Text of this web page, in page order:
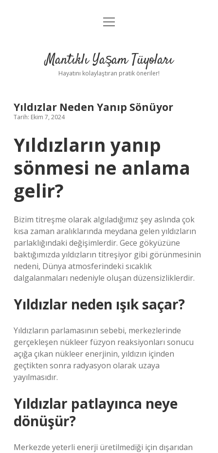
Anasayfa
Yasal Uyarı
menüyü
Mantıklı Yaşam Tüyoları
Hayatını kolaylaştıran pratik öneriler!
Yıldızlar Neden Yanıp Sönüyor
Tarih: Ekim 7, 2024
Yıldızların yanıp
sönmesi ne anlama
gelir?
Bizim titreşme olarak algıladığımız şey aslında çok
kısa zaman aralıklarında meydana gelen yıldızların
parlaklığındaki değişimlerdir. Gece gökyüzüne
baktığımızda yıldızların titreşiyor gibi görünmesinin
nedeni, Dünya atmosferindeki sıcaklık
dalgalanmaları nedeniyle oluşan düzensizliklerdir.
Yıldızlar neden ışık saçar?
Yıldızların parlamasının sebebi, merkezlerinde
gerçekleşen nükleer füzyon reaksiyonları sonucu
açığa çıkan nükleer enerjinin, yıldızın içinden
geçtikten sonra radyasyon olarak uzaya
yayılmasıdır.
Yıldızlar patlayınca neye
dönüşür?
Merkezde yeterli enerji üretilmediği için dışarıdan